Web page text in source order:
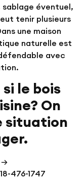
éventuel,
tenir plusieurs
une maison
naturelle est
avec
le bois
On
situation
→
476-1747